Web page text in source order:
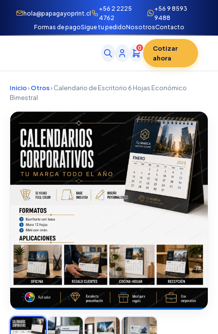
hola@papagayoprint.cl
+56 2 2225
4762
+56 9 8593
9488
Formas de pagoSigue tu pedidoNosotrosContacto
0
Cotizar
ahora
Inicio›Otros› Calendario de Escritorio 6 Hojas Económico
Bimestral